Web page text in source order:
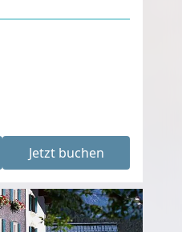
Jetzt buchen